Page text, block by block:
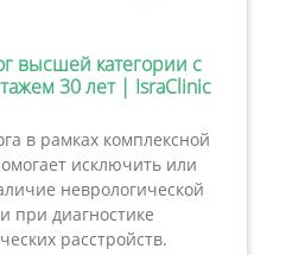
высшей категории с
30 лет | IsraClinic
в рамках комплексной
исключить или
неврологической
при диагностике
расстройств.